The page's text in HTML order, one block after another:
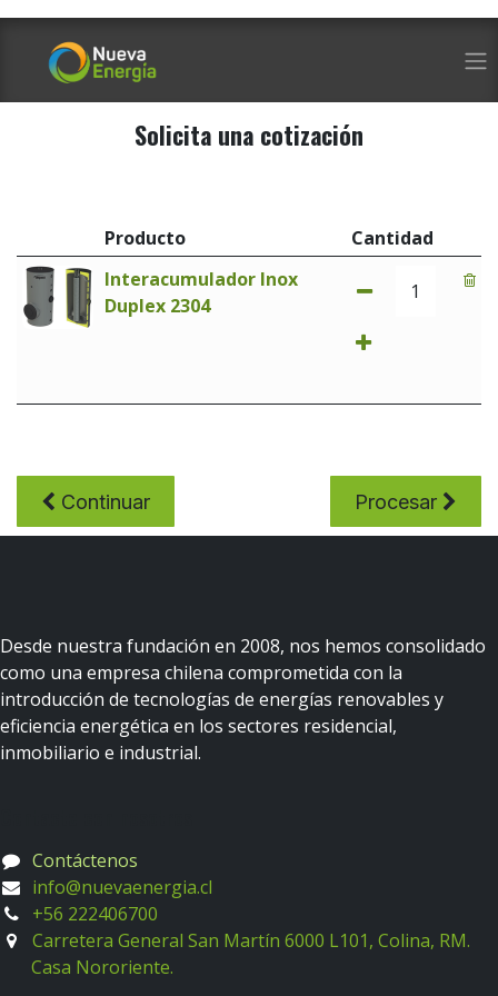
Ir al contenido
Solicita una cotización
Producto
Cantidad
Interacumulador Inox
Duplex 2304
Continuar Procesar
Desde nuestra fundación en 2008, nos hemos consolidado
como una empresa chilena comprometida con la
introducción de tecnologías de energías renovables y
eficiencia energética en los sectores residencial,
inmobiliario e industrial.
Contáctenos
info@nuevaenergia.cl
+56 222406700
Carretera General San Martín 6000 L101, Colina, RM.
Casa Nororiente.